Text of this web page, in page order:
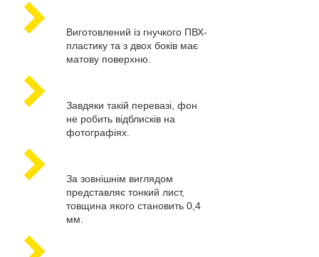
Виготовлений із гнучкого ПВХ-
пластику та з двох боків має
матову поверхню.
Завдяки такій перевазі, фон
не робить відблисків на
фотографіях.
За зовнішнім виглядом
представляє тонкий лист,
товщина якого становить 0,4
мм.